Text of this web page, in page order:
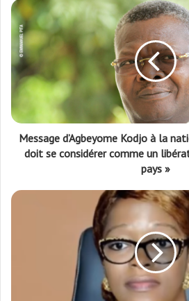
Message d’Agbeyome Kodjo à la
doit se considérer comme un
pays »